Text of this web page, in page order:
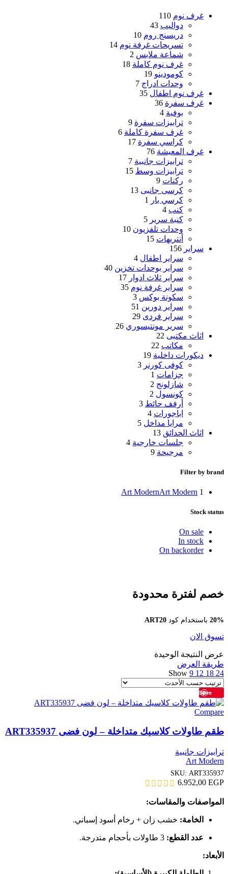
غرف نوم 110
دواليب 43
دريسنج روم 10
تسريحات غرفة نوم 14
شماعة ملابس 2
غرف نوم كاملة 18
كومودينو 19
وحدات ادراج 7
غرف نوم اطفال 35
غرف سفرة 36
بوفية 4
ترابيزات سفرة 9
غرف سفرة كاملة 6
كراسي سفرة 17
غرف المعيشة 76
ترابيزات جانبية 7
ترابيزات وسط 15
ركنات 9
كرسى جانبى 13
كرسي بار
1
كنب 4
كنبة سرير 5
وحدات تلفزيون 10
أنتريهات 15
سراير 156
سراير اطفال 4
سراير بوحدات تخزين 40
سراير ثلاث ادوار 17
سراير غرفة نوم 35
سكونة بوكس 3
سراير دورين 51
سراير فردى 29
سرير مونتيسوري 26
اثاث مكتبى 22
مكاتب 22
ديكورات داخلية 19
كوفى كورنر 3
جزامات 1
شازلونج 2
كونسول 2
أرفف حائط 3
اباجورات 4
مرايا مداخل 5
اثاث الحدائق 13
جلسات خارجية 4
مرجيحة 9
Filter by brand
Art ModernArt Modern 1
Stock status
On sale
In stock
On backorder
خصم لفترة محدودة
20% باستخدام كود ART20
تسوق الان
عرض النتيجة الوحيدة
طريقة العرض
Show 9 12 18 24
Save
Compare
طقم طاولات كلاسيك متداخلة – لون فضى ART335937
ترابيزات جانبية
Art Modern
SKU: ART335937
6.952,00 EGP
المواصفات والمقاسات:
الخامة: خشب زان + رخام أسود إسباني.
عدد القطع:
الأبعاد: